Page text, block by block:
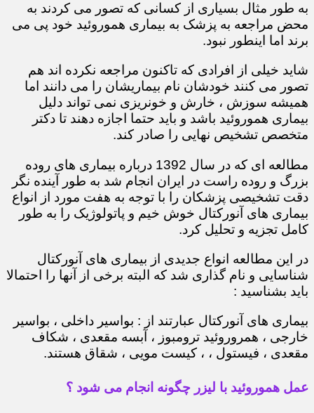
به طور مثال بسیاری از کسانی که تصور می کردند به
محض مراجعه به پزشک به بیماری هموروئید خود پی می
برند اما اینطور نبود.
شاید خیلی از افرادی که تاکنون مراجعه نکرده اند هم
تصور می کنند خودشان نام بیماریشان را می دانند اما
همیشه سوزش ، خارش و خونریزی نمی تواند دلیل
بیماری هموروئید باشد و باید حتما اجازه دهند تا دکتر
متخصص تشخیص نهایی را صادر کند.
مطالعه ای که در سال 1392 درباره بیماری های روده
بزرگ و روده راست در ایران انجام شد به طور آینده نگر
دقت تشخیصی پزشکان را با توجه به هفت مورد از انواع
بیماری های آنورکتال خوش خیم و پاتولوژیک را به طور
کامل تجزیه و تحلیل کرد.
در این مطالعه انواع جدیدی از بیماری های آنورکتال
شناسایی و نام گذاری شد که البته برخی از آنها را احتمالا
باید بشناسید :
بیماری های آنورکتال عبارتند از : بواسیر داخلی ، بواسیر
خارجی ، همروروئید ترومبوز ، آبسه مقعدی ، شکاف
مقعدی ، فیستول ، ، کیست مویی ، شقاق هستند.
عمل هموروئید با لیزر چگونه انجام می شود ؟